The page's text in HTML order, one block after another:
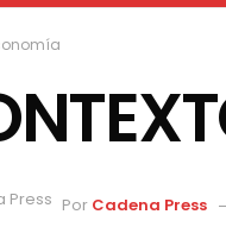
Por Cadena Press